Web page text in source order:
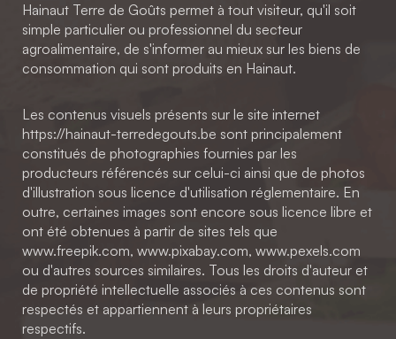
Hainaut Terre de Goûts permet à tout visiteur, qu'il soit
simple particulier ou professionnel du secteur
agroalimentaire, de s'informer au mieux sur les biens de
consommation qui sont produits en Hainaut.
Les contenus visuels présents sur le site internet
https://hainaut-terredegouts.be sont principalement
constitués de photographies fournies par les
producteurs référencés sur celui-ci ainsi que de photos
d'illustration sous licence d'utilisation réglementaire. En
outre, certaines images sont encore sous licence libre et
ont été obtenues à partir de sites tels que
www.freepik.com, www.pixabay.com, www.pexels.com
ou d'autres sources similaires. Tous les droits d'auteur et
de propriété intellectuelle associés à ces contenus sont
respectés et appartiennent à leurs propriétaires
respectifs.